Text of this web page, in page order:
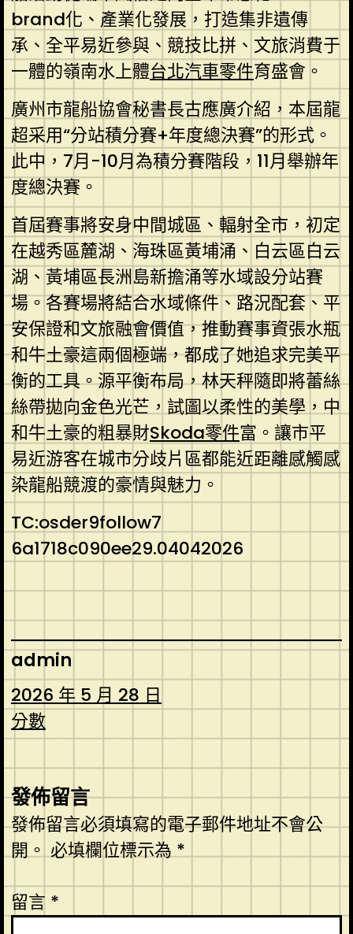
brand化、產業化發展，打造集非遺傳
承、全平易近參與、競技比拼、文旅消費于
一體的嶺南水上體台北汽車零件育盛會。
廣州市龍船協會秘書長古應廣介紹，本屆龍
超采用“分站積分賽+年度總決賽”的形式。
此中，7月-10月為積分賽階段，11月舉辦年
度總決賽。
首屆賽事將安身中間城區、輻射全市，初定
在越秀區麓湖、海珠區黃埔涌、白云區白云
湖、黃埔區長洲島新擔涌等水域設分站賽
場。各賽場將結合水域條件、路況配套、平
安保證和文旅融會價值，推動賽事資張水瓶
和牛土豪這兩個極端，都成了她追求完美平
衡的工具。源平衡布局，林天秤隨即將蕾絲
絲帶拋向金色光芒，試圖以柔性的美學，中
和牛土豪的粗暴財Skoda零件富。讓市平
易近游客在城市分歧片區都能近距離感觸感
染龍船競渡的豪情與魅力。
TC:osder9follow7
6a1718c090ee29.04042026
admin
2026 年 5 月 28 日
分數
發佈留言
發佈留言必須填寫的電子郵件地址不會公
開。必填欄位標示為*
留言 *